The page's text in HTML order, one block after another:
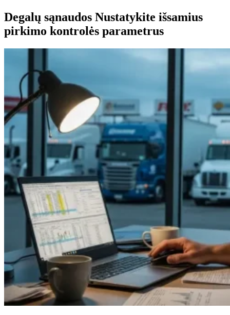
Degalų sąnaudos Nustatykite išsamius
pirkimo kontrolės parametrus